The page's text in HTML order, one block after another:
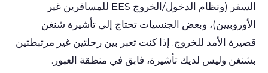
السفر (ونظام الدخول/الخروج EES للمسافرين غير
الأوروبيين)، وبعض الجنسيات تحتاج إلى تأشيرة شنغن
قصيرة الأمد للخروج. إذا كنت تعبر بين رحلتين غير مرتبطتين
بشنغن وليس لديك تأشيرة، فابق في منطقة العبور.